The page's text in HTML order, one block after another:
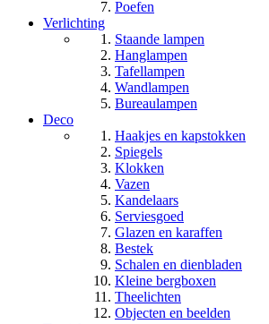
Poefen
Verlichting
Staande lampen
Hanglampen
Tafellampen
Wandlampen
Bureaulampen
Deco
Haakjes en kapstokken
Spiegels
Klokken
Vazen
Kandelaars
Serviesgoed
Glazen en karaffen
Bestek
Schalen en dienbladen
Kleine bergboxen
Theelichten
Objecten en beelden